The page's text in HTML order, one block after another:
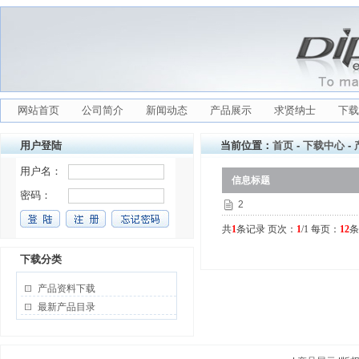
网站首页 公司简介 新闻动态 产品展示 求贤纳士 下
用户登陆
下载分类
产品资料下载
最新产品目录
当前位置： 首页- 下载中心-
信息标题
2
共1条记录 页次： 1/1 每页： 12